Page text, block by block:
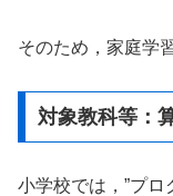
そのため，家庭学
対象教科等：
小学校では，”プロ